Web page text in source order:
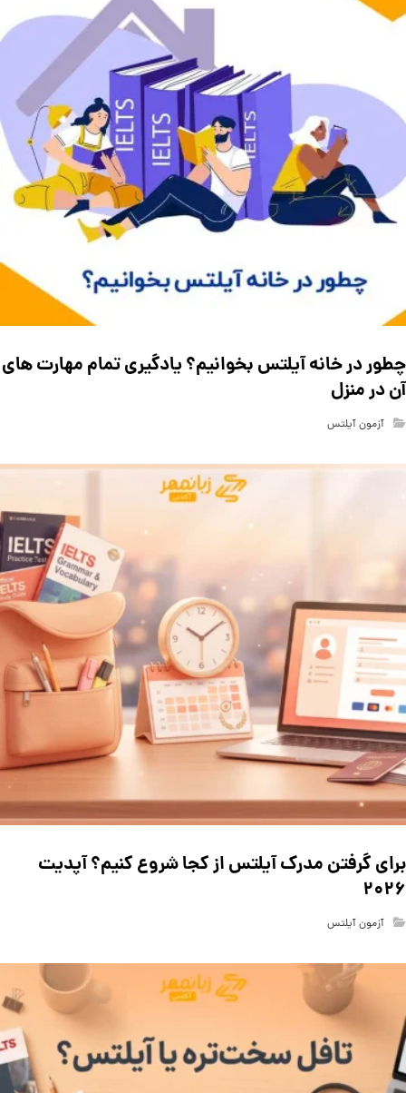
چطور در خانه آیلتس بخوانیم؟ یادگیری تمام مهارت های
آن در منزل
آزمون آیلتس
برای گرفتن مدرک آیلتس از کجا شروع کنیم؟ آپدیت
۲۰۲۶
آزمون آیلتس